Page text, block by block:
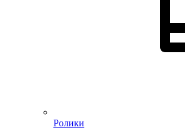
Ролики